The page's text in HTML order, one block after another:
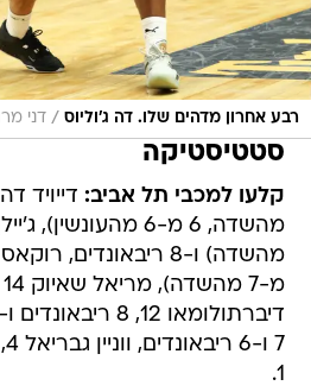
רבע אחרון מדהים שלו. דה ג'וליוס / דני מרון
סטטיסטיקה
קלעו למכבי תל אביב:
1.